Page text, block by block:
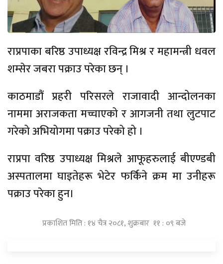
राप्रपाका बरिष्ठ उपाध्यक्ष रविन्द्र मिश्र र महामन्त्री धवल
शम्सेर जबरा पक्राउ परेका छन् ।
काठमाडौं प्रहरी परिसरले राजावादी आन्दोलनका
नाममा अराजकता मच्चाएको र आगजनी तथा लुटपाट
गरेको अभियोगमा पक्राउ परेको हो ।
राप्रपा वरिष्ठ उपाध्यक्ष मिश्रले आफूहरुलाई बीएण्डबी
अस्पतालमा घाइतेहरू भेटेर फर्किने क्रम मा उनीहरू
पक्राउ परेका हुन।
प्रकाशित मिति : १४ चैत्र २०८१, शुक्रबार ११ : ०९ बजे